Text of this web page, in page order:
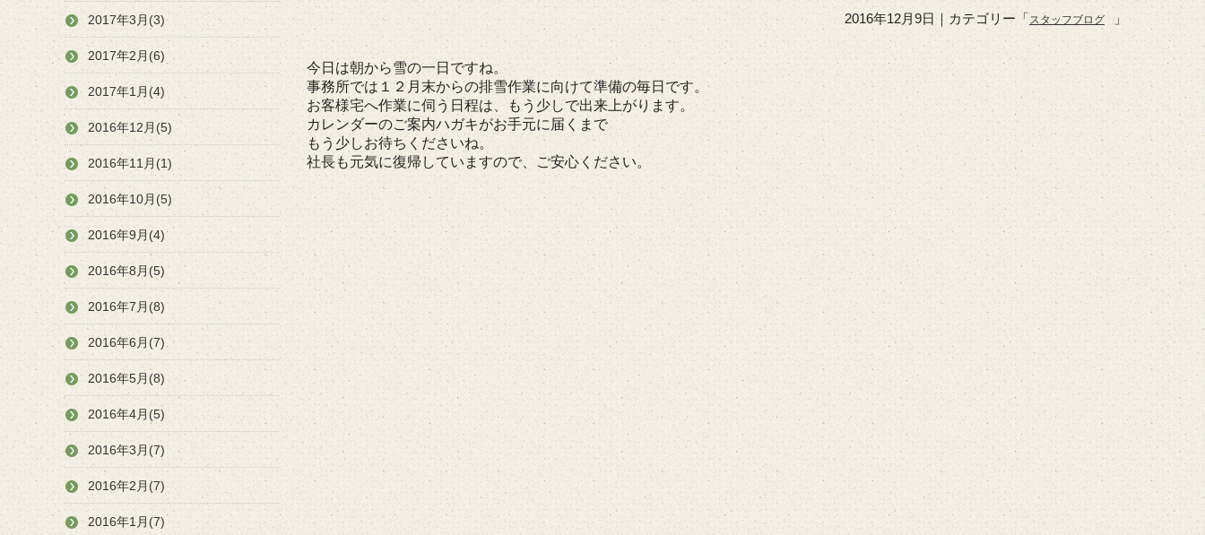
2016年12月9日 ｜カテゴリー「スタッフブログ 」
今日は朝から雪の一日ですね。
事務所では１２月末からの排雪作業に向けて準備の毎日です。
お客様宅へ作業に伺う日程は、もう少しで出来上がります。
カレンダーのご案内ハガキがお手元に届くまで
もう少しお待ちくださいね。
社長も元気に復帰していますので、ご安心ください。
2017年3月(3)
2017年2月(6)
2017年1月(4)
2016年12月(5)
2016年11月(1)
2016年10月(5)
2016年9月(4)
2016年8月(5)
2016年7月(8)
2016年6月(7)
2016年5月(8)
2016年4月(5)
2016年3月(7)
2016年2月(7)
2016年1月(7)